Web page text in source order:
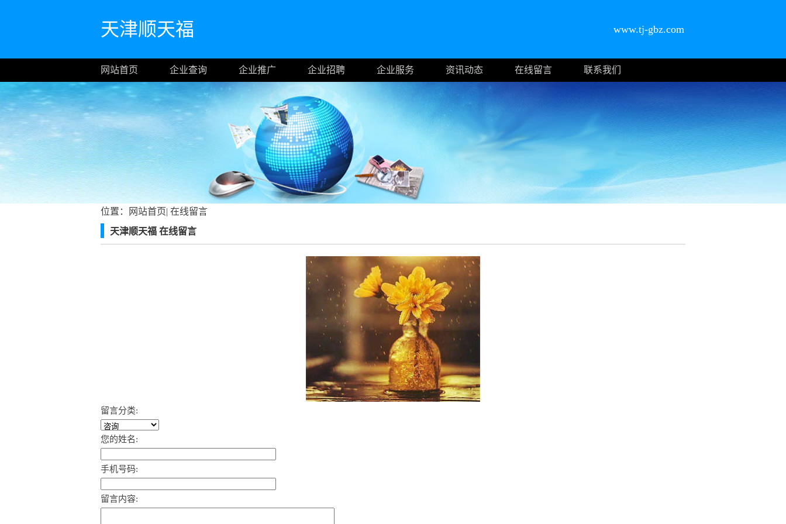
天津顺天福 www.tj-gbz.com
网站首页 企业查询 企业推广 企业招聘 企业服务 资讯动态 在线留言 联系我们
位置： 网站首页| 在线留言
天津顺天福 在线留言
留言分类:
您的姓名:
手机号码:
留言内容: